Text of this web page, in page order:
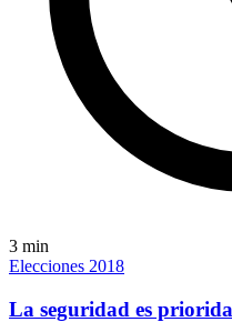
3 min
Elecciones 2018
La seguridad es